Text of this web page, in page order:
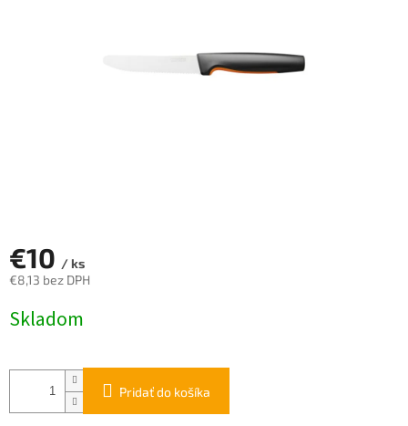
€10 / ks
€8,13 bez DPH
cena:
Skladom
Pridať do košíka